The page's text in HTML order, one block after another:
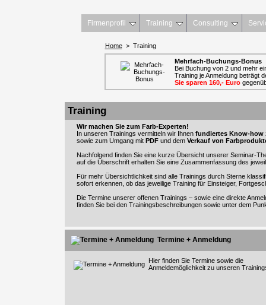
Firmenprofil Training Consulting
Home> Training
Mehrfach-Buchungs-Bonus
Bei Buchung von 2 und mehr
Training je Anmeldung beträgt
Sie sparen 160,- Euro
Training
Wir machen Sie zum Farb-Experten!
In unseren Trainings vermitteln wir Ihnen fundiertes Know-how
sowie zum Umgang mit PDFund dem Verkauf von
Nachfolgend finden Sie eine kurze Übersicht unserer Seminar-
auf die Überschrift erhalten Sie eine Zusammenfassung des
Für mehr Übersichtlichkeit sind alle Trainings durch Sterne
sofort erkennen, ob das jeweilige Training für Einsteiger,
Die Termine unserer offenen Trainings – sowie eine direkte
finden Sie bei den Trainingsbeschreibungen sowie unter dem
Termine + Anmeldung
Hier finden Sie Termine sowie die
Anmeldemöglichkeit zu unseren